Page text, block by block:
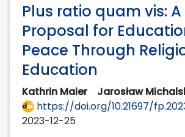
Plus ratio quam vis: A
Proposal for
Peace Through
Education
Kathrin Maier Jarosław
https://doi.org/10.21697/
2023-12-25